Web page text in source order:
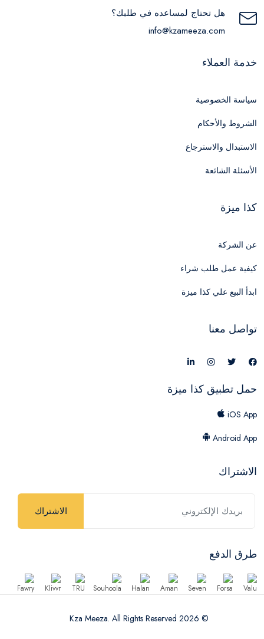
هل تحتاج لمساعده في طلبك؟
info@kzameeza.com
خدمة العملاء
سياسة الخصوصية
الشروط والأحكام
الاستبدال والاسترجاع
الأسئلة الشائعة
كذا ميزة
عن الشركة
كيفية عمل طلب شراء
ابدأ البيع علي كذا ميزة
تواصل معنا
حمل تطبيق كذا ميزة
iOS App
Android App
الاشتراك
الاشتراك
طرق الدفع
© 2026 Kza Meeza. All Rights Reserved